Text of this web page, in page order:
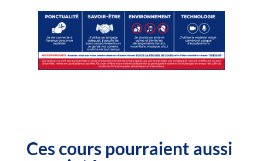
Ces cours pourraient aussi